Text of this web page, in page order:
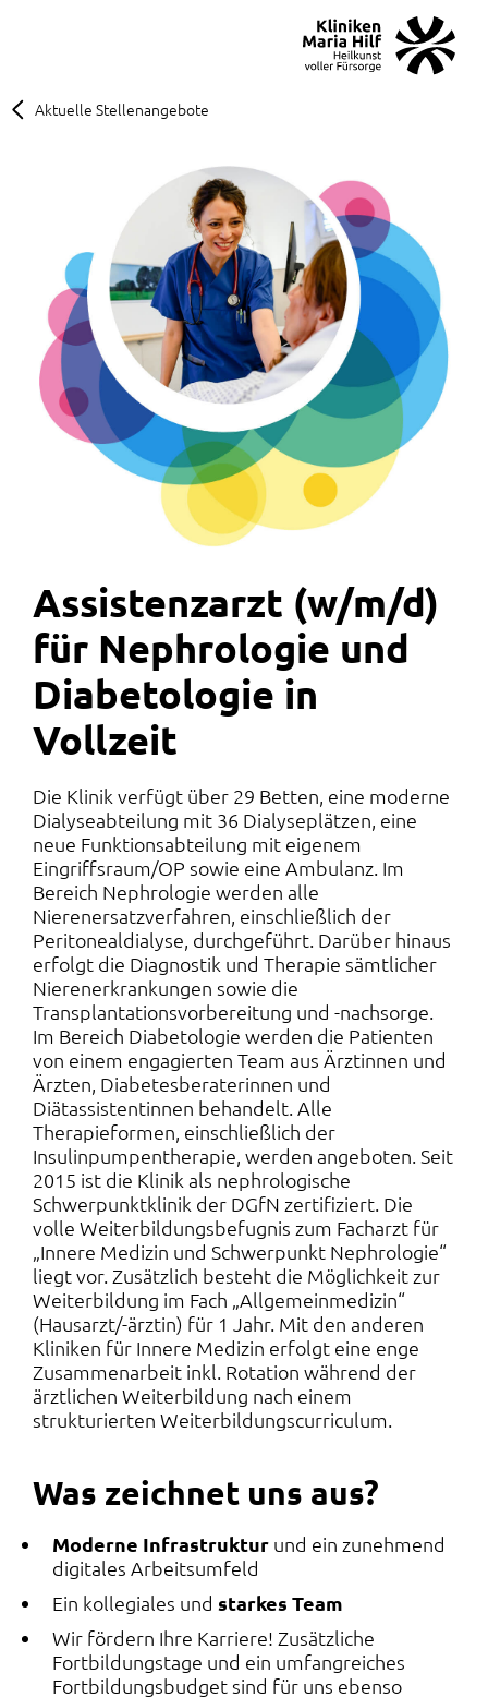
Aktuelle Stellenangebote
Assistenzarzt (w/m/d)
für Nephrologie und
Diabetologie in
Vollzeit
Die Klinik verfügt über 29 Betten, eine moderne
Dialyseabteilung mit 36 Dialyseplätzen, eine
neue Funktionsabteilung mit eigenem
Eingriffsraum/OP sowie eine Ambulanz. Im
Bereich Nephrologie werden alle
Nierenersatzverfahren, einschließlich der
Peritonealdialyse, durchgeführt. Darüber hinaus
erfolgt die Diagnostik und Therapie sämtlicher
Nierenerkrankungen sowie die
Transplantationsvorbereitung und -nachsorge.
Im Bereich Diabetologie werden die Patienten
von einem engagierten Team aus Ärztinnen und
Ärzten, Diabetesberaterinnen und
Diätassistentinnen behandelt. Alle
Therapieformen, einschließlich der
Insulinpumpentherapie, werden angeboten. Seit
2015 ist die Klinik als nephrologische
Schwerpunktklinik der DGfN zertifiziert. Die
volle Weiterbildungsbefugnis zum Facharzt für
„Innere Medizin und Schwerpunkt Nephrologie“
liegt vor. Zusätzlich besteht die Möglichkeit zur
Weiterbildung im Fach „Allgemeinmedizin“
(Hausarzt/-ärztin) für 1 Jahr. Mit den anderen
Kliniken für Innere Medizin erfolgt eine enge
Zusammenarbeit inkl. Rotation während der
ärztlichen Weiterbildung nach einem
strukturierten Weiterbildungscurriculum.
Was zeichnet uns aus?
Moderne Infrastruktur und ein zunehmend
digitales Arbeitsumfeld
Ein kollegiales und starkes Team
Wir fördern Ihre Karriere! Zusätzliche
Fortbildungstage und ein umfangreiches
Fortbildungsbudget sind für uns ebenso